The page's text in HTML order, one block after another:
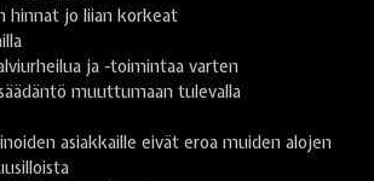
hinnat jo liian korkeat
ja -toimintaa varten
muuttumaan tulevalla
asiakkaille eivät eroa muiden alojen